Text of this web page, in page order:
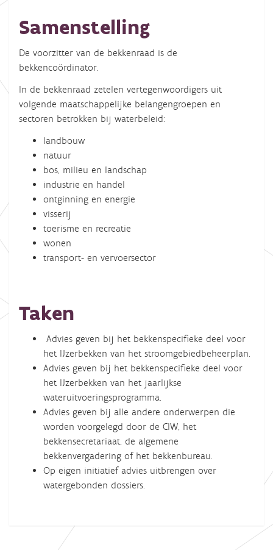
Samenstelling
De voorzitter van de bekkenraad is de
bekkencoördinator.
In de bekkenraad zetelen vertegenwoordigers uit
volgende maatschappelijke belangengroepen en
sectoren betrokken bij waterbeleid:
landbouw
natuur
bos, milieu en landschap
industrie en handel
ontginning en energie
visserij
toerisme en recreatie
wonen
transport- en vervoersector
Taken
Advies geven bij het bekkenspecifieke deel voor
het IJzerbekken van het stroomgebiedbeheerplan.
Advies geven bij het bekkenspecifieke deel voor
het IJzerbekken van het jaarlijkse
wateruitvoeringsprogramma.
Advies geven bij alle andere onderwerpen die
worden voorgelegd door de CIW, het
bekkensecretariaat, de algemene
bekkenvergadering of het bekkenbureau.
Op eigen initiatief advies uitbrengen over
watergebonden dossiers.